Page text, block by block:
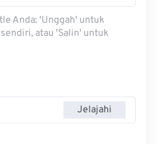
Anda: 'Unggah' untuk
atau 'Salin' untuk
Jelajahi